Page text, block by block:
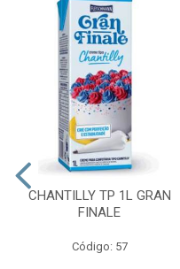
CHANTILLY TP 1L GRAN
FINALE
Código: 57